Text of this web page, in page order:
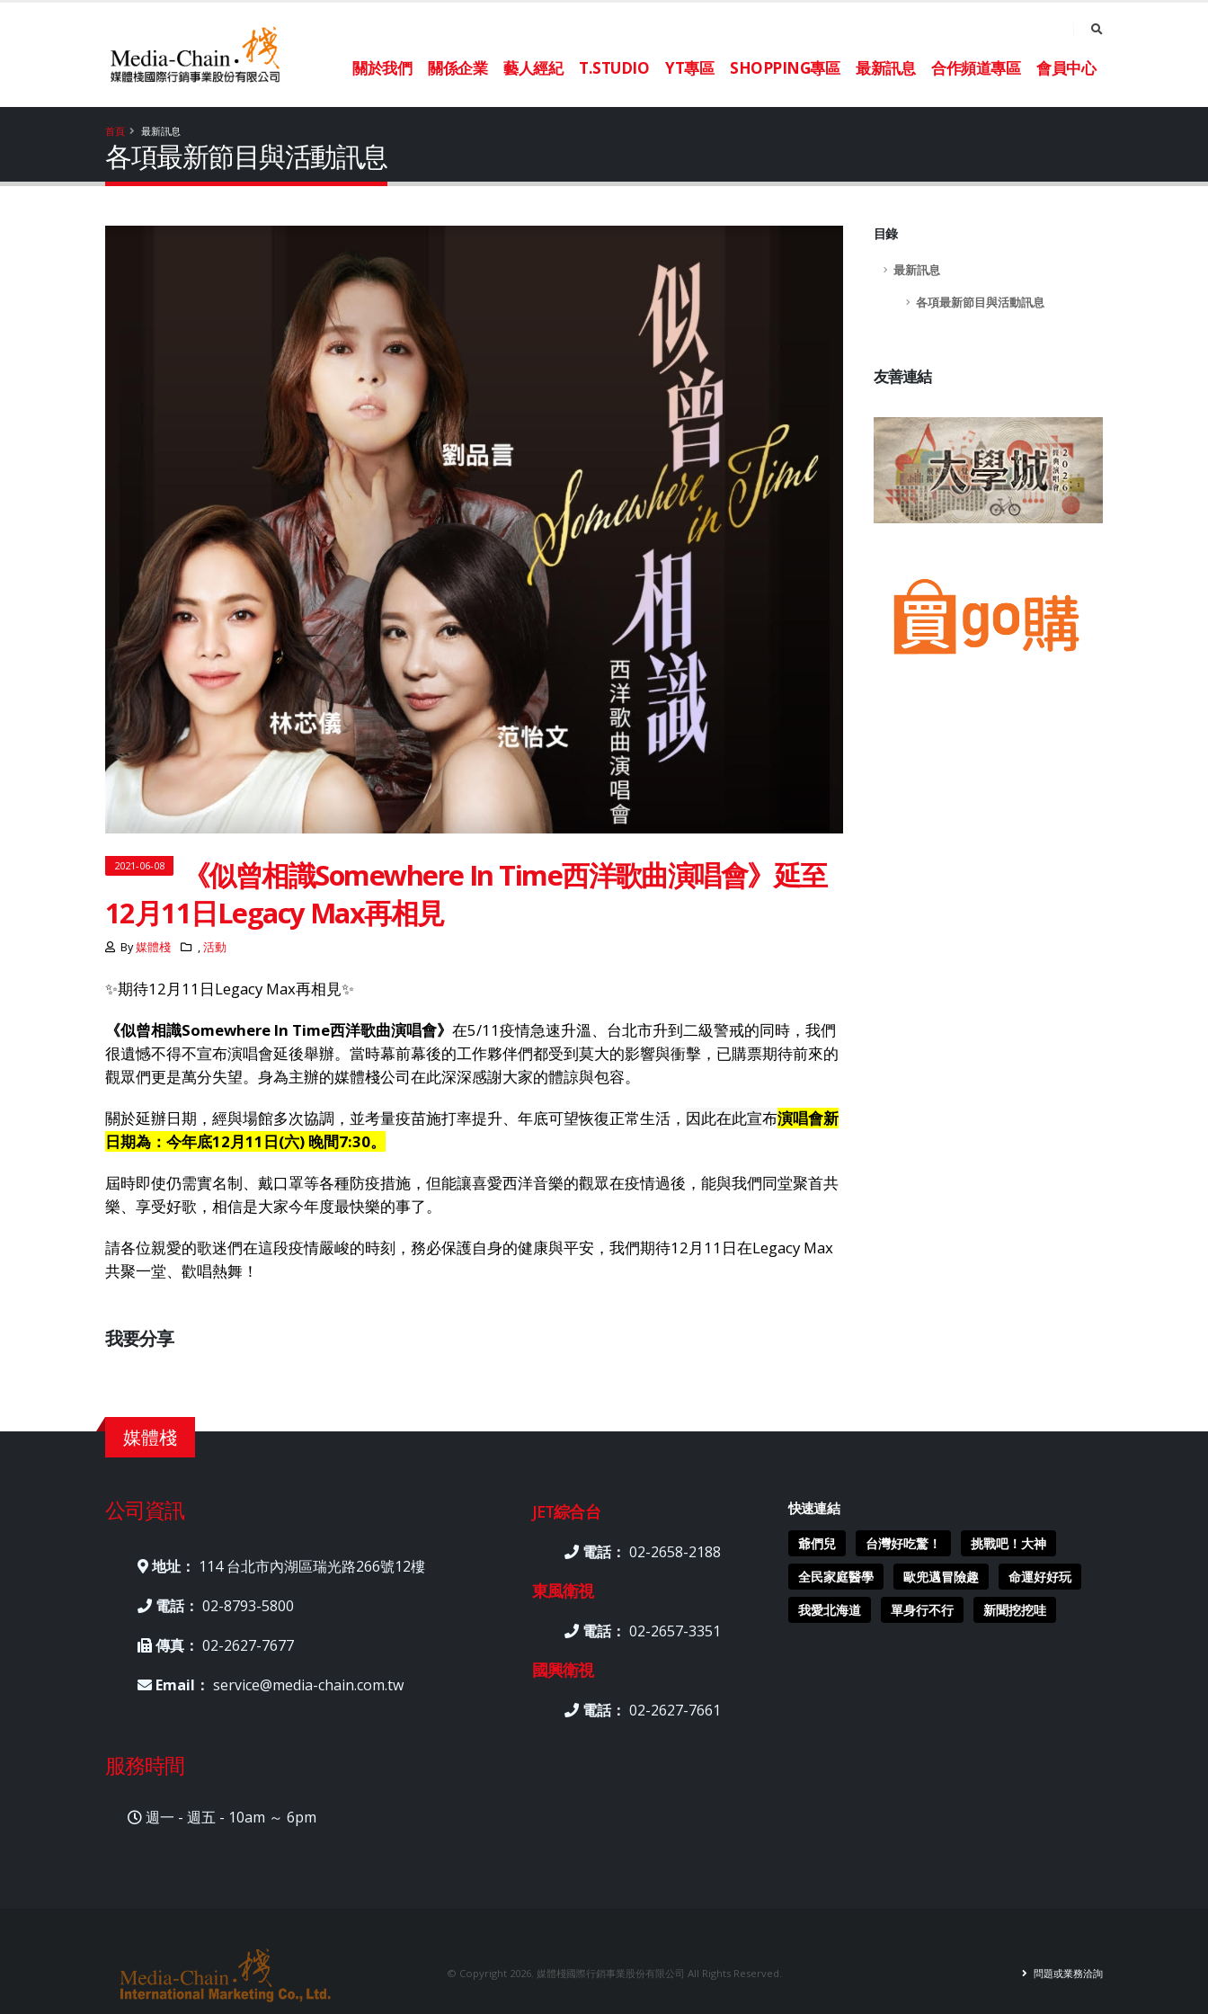
關於我們 關係企業 藝人經紀 T.STUDIO YT專區 SHOPPING專區 最新訊息 合作頻道專區 會員中心
首頁 最新訊息
各項最新節目與活動訊息
目錄
最新訊息
各項最新節目與活動訊息
友善連結
2021-06-08
《似曾相識Somewhere In Time西洋歌曲演唱會》延至
12月11日Legacy Max再相見
By媒體棧 ,活動
✨期待12月11日Legacy Max再相見✨
《似曾相識Somewhere In Time西洋歌曲演唱會》 在5/11疫情急速升溫、台北市升到二級警戒的同時，我們
很遺憾不得不宣布演唱會延後舉辦。當時幕前幕後的工作夥伴們都受到莫大的影響與衝擊，已購票期待前來的
觀眾們更是萬分失望。身為主辦的媒體棧公司在此深深感謝大家的體諒與包容。
關於延辦日期，經與場館多次協調，並考量疫苗施打率提升、年底可望恢復正常生活， 因此在此宣布演唱會新
日期為：今年底12月11日(六) 晚間7:30。
屆時即使仍需實名制、戴口罩等各種防疫措施，但能讓喜愛西洋音樂的觀眾在疫情過後，能與我們同堂聚首共
樂、享受好歌，相信是大家今年度最快樂的事了。
請各位親愛的歌迷們在這段疫情嚴峻的時刻，務必保護自身的健康與平安，我們期待12月11日在Legacy Max
共聚一堂、歡唱熱舞！
我要分享
媒體棧
公司資訊
地址： 114 台北市內湖區瑞光路266號12樓
電話： 02-8793-5800
傳真： 02-2627-7677
Email： service@media-chain.com.tw
服務時間
週一 - 週五 - 10am ～ 6pm
JET綜合台
電話： 02-2658-2188
東風衛視
電話： 02-2657-3351
國興衛視
電話： 02-2627-7661
快速連結
爺們兒 台灣好吃驚！
挑戰吧！大神
全民家庭醫學
歐兜邁冒險趣
命運好好玩
我愛北海道
單身行不行 新聞挖挖哇
© Copyright 2026. 媒體棧國際行銷事業股份有限公司 All Rights Reserved. 問題或業務洽詢